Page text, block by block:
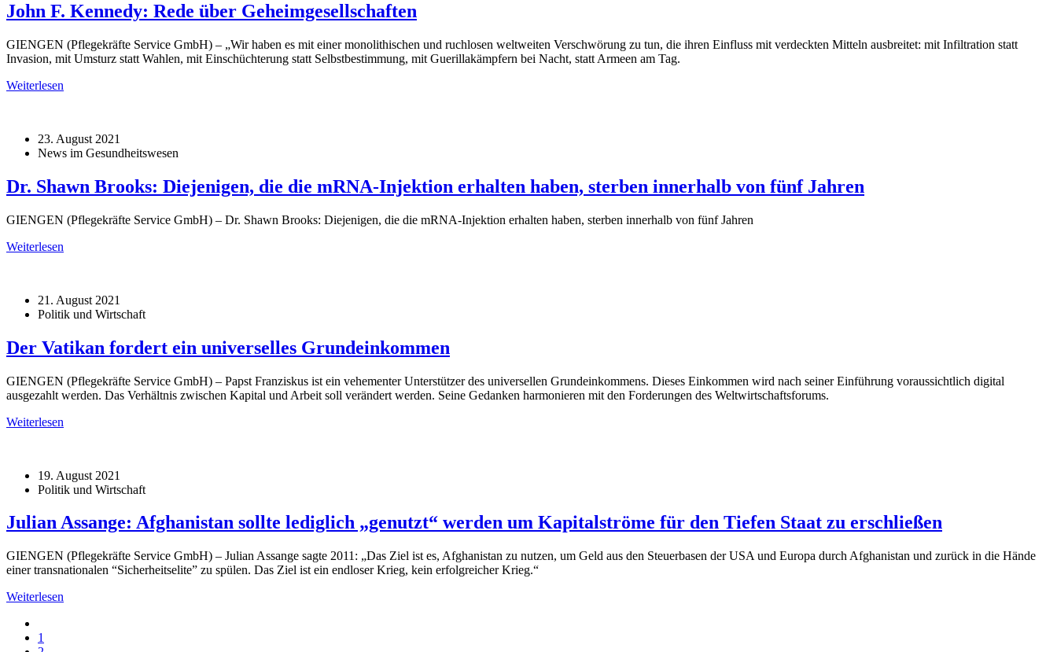
John F. Kennedy: Rede über Geheimgesellschaften
GIENGEN (Pflegekräfte Service GmbH) – „Wir haben es mit einer monolithischen und ruchlosen weltweiten Verschwörung zu tun, die ihren Einfluss mit verdeckten Mitteln ausbreitet: mit Infiltration statt
Invasion, mit Umsturz statt Wahlen, mit Einschüchterung statt Selbstbestimmung, mit Guerillakämpfern bei Nacht, statt Armeen am Tag.
Weiterlesen
23. August 2021
News im Gesundheitswesen
Dr. Shawn Brooks: Diejenigen, die die mRNA-Injektion erhalten haben, sterben innerhalb von fünf Jahren
GIENGEN (Pflegekräfte Service GmbH) – Dr. Shawn Brooks: Diejenigen, die die mRNA-Injektion erhalten haben, sterben innerhalb von fünf Jahren
Weiterlesen
21. August 2021
Politik und Wirtschaft
Der Vatikan fordert ein universelles Grundeinkommen
GIENGEN (Pflegekräfte Service GmbH) – Papst Franziskus ist ein vehementer Unterstützer des universellen Grundeinkommens. Dieses Einkommen wird nach seiner Einführung voraussichtlich digital
ausgezahlt werden. Das Verhältnis zwischen Kapital und Arbeit soll verändert werden. Seine Gedanken harmonieren mit den Forderungen des Weltwirtschaftsforums.
Weiterlesen
19. August 2021
Politik und Wirtschaft
Julian Assange: Afghanistan sollte lediglich „genutzt“ werden um Kapitalströme für den Tiefen Staat zu erschließen
GIENGEN (Pflegekräfte Service GmbH) – Julian Assange sagte 2011: „Das Ziel ist es, Afghanistan zu nutzen, um Geld aus den Steuerbasen der USA und Europa durch Afghanistan und zurück in die Hände
einer transnationalen “Sicherheitselite” zu spülen. Das Ziel ist ein endloser Krieg, kein erfolgreicher Krieg.“
Weiterlesen
1